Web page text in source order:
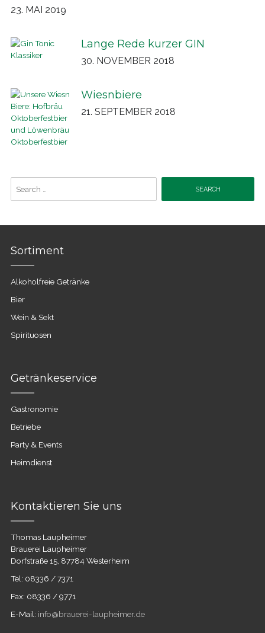
23. MAI 2019
Lange Rede kurzer GIN
30. NOVEMBER 2018
Wiesnbiere
21. SEPTEMBER 2018
Sortiment
Alkoholfreie Getränke
Bier
Wein & Sekt
Spirituosen
Getränkeservice
Gastronomie
Betriebe
Party & Events
Heimdienst
Kontaktieren Sie uns
Thomas Laupheimer
Brauerei Laupheimer
Dorfstraße 15, 87784 Westerheim
Tel: 08336 / 7371
Fax: 08336 / 9771
E-Mail: info@brauerei-laupheimer.de